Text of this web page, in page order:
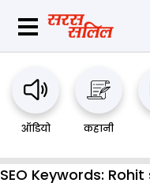
ऑडियो कहानी
SEO Keywords: